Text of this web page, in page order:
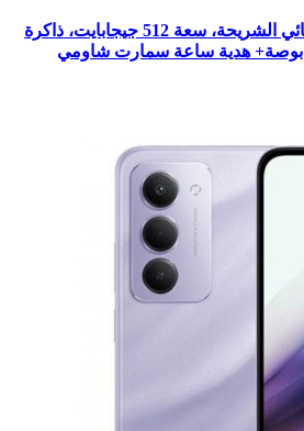
موبايل شاومي 17T 5G ثنائي الشريحة، سعة 512 جيجابايت، ذاكرة
12 جيجابايت، شاشة 6.59 بوصة+ هدية ساعة سمارت شاومي